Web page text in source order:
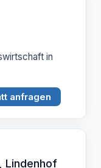
in
anfragen
Lindenhof